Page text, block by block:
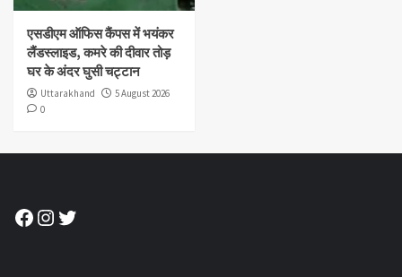
एसडीएम ऑफिस कैंपस में भयंकर
लैंडस्लाइड, कमरे की दीवार तोड़
घर के अंदर घुसी चट्टान
Uttarakhand
5 August 2026
0
Facebook
Instagram
Twitter